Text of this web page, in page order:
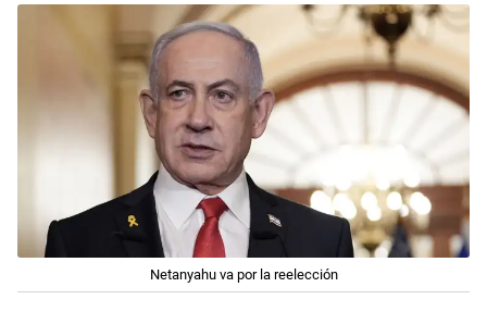
Netanyahu va por la reelección